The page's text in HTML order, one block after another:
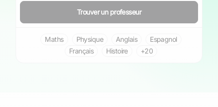
Trouver un professeur
Maths Physique Anglais
Espagnol
Français
Histoire +20